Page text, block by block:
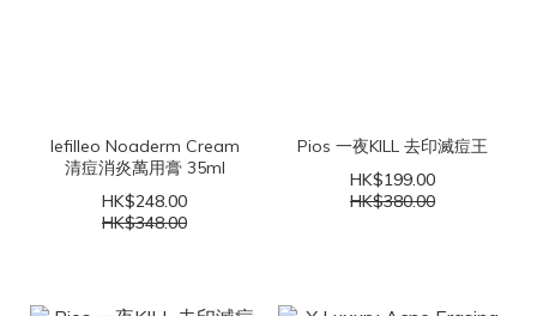
lefilleo Noaderm Cream
清痘消炎萬用膏 35ml
HK$248.00
HK$348.00
Pios 一夜KILL 去印滅痘王
HK$199.00
HK$380.00